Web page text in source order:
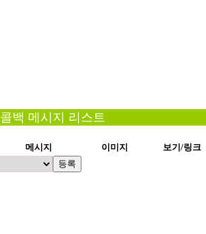
콜백 메시지 리스트
메시지 이미지
보기/링크
등록